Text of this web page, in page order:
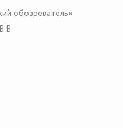
обозреватель»